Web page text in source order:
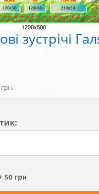
зустрічі
грн.
50 грн